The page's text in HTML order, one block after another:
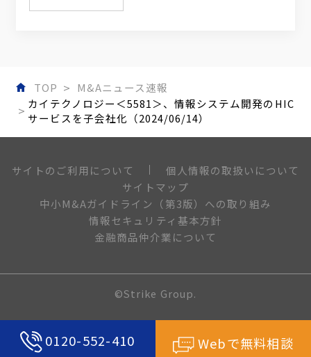
0120-552-410 Webで無料相談
TOP
M&Aニュース速報
カイテクノロジー＜5581＞、情報システム開発のHIC
サービスを子会社化（2024/06/14）
サイトのご利用について
個人情報の取扱いについて
サイトマップ
中小M&Aガイドライン（第3版）への取り組み
情報セキュリティ基本方針
金融商品仲介業について
©Strike Group.